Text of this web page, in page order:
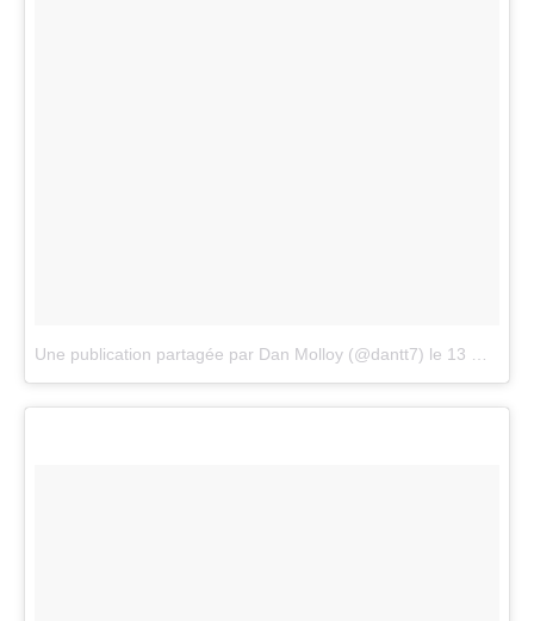
Une publication partagée par Dan Molloy (@dantt7) le 13 Mars 2017 à 4 :44 PDT